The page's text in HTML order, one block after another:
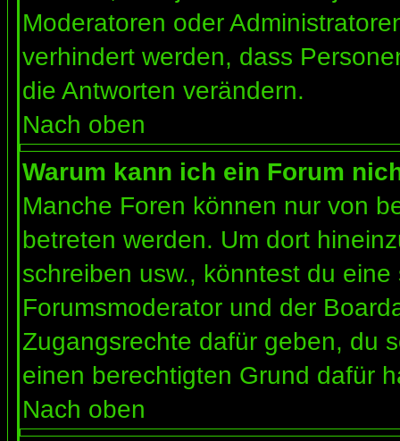
Moderatoren oder
verhindert werden, dass
die Antworten verändern.
Nach oben
Warum kann ich ein Forum
Manche Foren können nur von
betreten werden. Um dort
schreiben usw., könntest du
Forumsmoderator und der
Zugangsrechte dafür geben, du
einen berechtigten Grund dafür
Nach oben